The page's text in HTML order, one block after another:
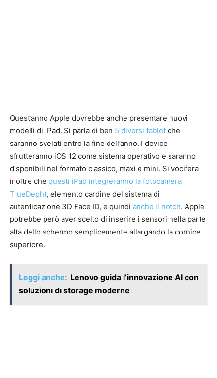
Quest’anno Apple dovrebbe anche presentare nuovi
modelli di iPad. Si parla di ben 5 diversi tablet che
saranno svelati entro la fine dell’anno. I device
sfrutteranno iOS 12 come sistema operativo e saranno
disponibili nel formato classico, maxi e mini. Si vocifera
inoltre che questi iPad integreranno la fotocamera
TrueDepht, elemento cardine del sistema di
autenticazione 3D Face ID, e quindi anche il notch. Apple
potrebbe però aver scelto di inserire i sensori nella parte
alta dello schermo semplicemente allargando la cornice
superiore.
Leggi anche: Lenovo guida l’innovazione AI con
soluzioni di storage moderne